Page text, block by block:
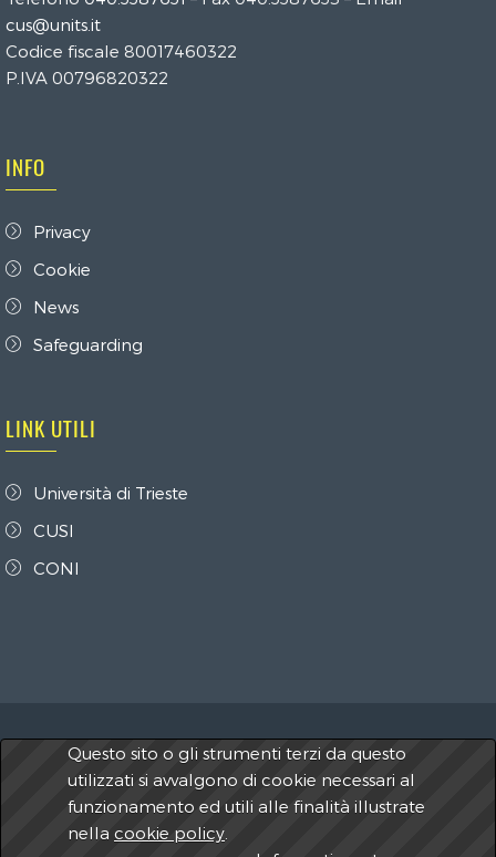
cus@units.it
Codice fiscale 80017460322
P.IVA 00796820322
INFO
Privacy
Cookie
News
Safeguarding
LINK UTILI
Università di Trieste
CUSI
CONI
2026 A.S.D. Centro Universitario Sportivo Trieste -
C.U.S. Trieste C.F. 80017460322 - P.IVA 00796820322
Questo sito o gli strumenti terzi da questo
utilizzati si avvalgono di cookie necessari al
funzionamento ed utili alle finalità illustrate
nella cookie policy